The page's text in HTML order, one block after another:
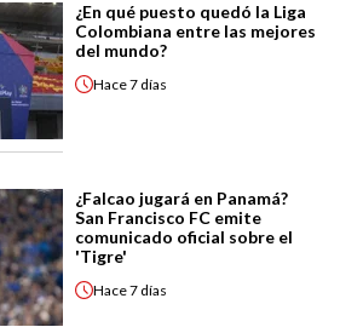
¿En qué puesto quedó la Liga
Colombiana entre las mejores
del mundo?
Hace7 días
¿Falcao jugará en Panamá?
San Francisco FC emite
comunicado oficial sobre el
'Tigre'
Hace7 días